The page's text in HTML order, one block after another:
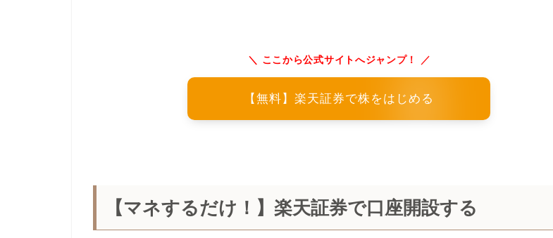
＼ ここから公式サイトへジャンプ！ ／
【無料】楽天証券で株をはじめる
【マネするだけ！】楽天証券で口座開設する